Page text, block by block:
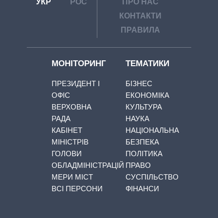
КОНТАКТИ
ПРАВИЛА
МОНІТОРИНГ
ПРЕЗИДЕНТ І
ОФІС
ВЕРХОВНА
РАДА
КАБІНЕТ
МІНІСТРІВ
ГОЛОВИ
ОБЛАДМІНІСТРАЦІЙ
МЕРИ МІСТ
ВСІ ПЕРСОНИ
ТЕМАТИКИ
БІЗНЕС
ЕКОНОМІКА
КУЛЬТУРА
НАУКА
НАЦІОНАЛЬНА
БЕЗПЕКА
ПОЛІТИКА
ПРАВО
СУСПІЛЬСТВО
ФІНАНСИ